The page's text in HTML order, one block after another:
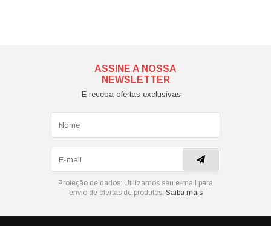
ASSINE A NOSSA
NEWSLETTER
E receba ofertas exclusivas
Proteção de dados: Utilizamos seu e-mail para
envio de ofertas de produtos. Saiba mais